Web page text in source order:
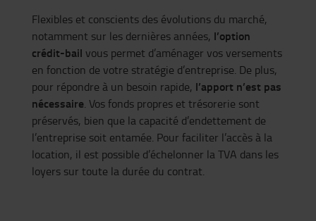
Flexibles et conscients des évolutions du marché,
notamment sur les dernières années, l’option
crédit-bail vous permet d’aménager vos versements
en fonction de votre stratégie d’entreprise. De plus,
pour répondre à un besoin rapide, l’apport n’est pas
nécessaire. Vos fonds propres et trésorerie sont
préservés, bien que la capacité d’endettement de
l’entreprise soit entamée. Pour faciliter l’accès à la
location, il est possible d’échelonner la TVA dans les
loyers sur toute la durée du contrat.